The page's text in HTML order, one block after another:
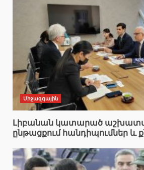
Միջազգային
Լիբանան կատարած
ընթացքում հանդիպումներ և